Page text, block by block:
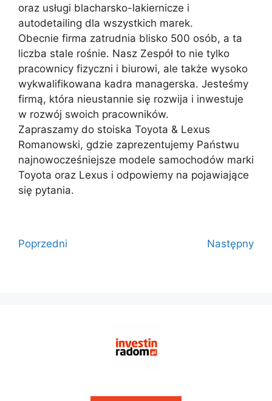
oraz usługi blacharsko-lakiernicze i
autodetailing dla wszystkich marek.
Obecnie firma zatrudnia blisko 500 osób, a ta
liczba stale rośnie. Nasz Zespół to nie tylko
pracownicy fizyczni i biurowi, ale także wysoko
wykwalifikowana kadra managerska. Jesteśmy
firmą, która nieustannie się rozwija i inwestuje
w rozwój swoich pracowników.
Zapraszamy do stoiska Toyota & Lexus
Romanowski, gdzie zaprezentujemy Państwu
najnowocześniejsze modele samochodów marki
Toyota oraz Lexus i odpowiemy na pojawiające
się pytania.
Poprzedni Następny